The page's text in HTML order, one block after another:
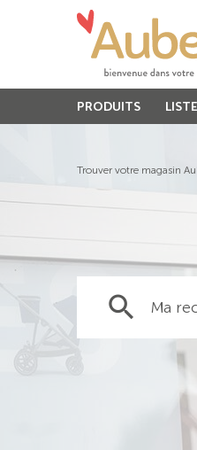
PRODUITS
Trouver votre magasin
Ma